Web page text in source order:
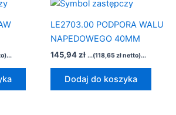
LE2703.00 PODPORA WALU
NAPEDOWEGO 40MM
145,94zł ...(118,65złnetto)...
Dodaj do koszyka